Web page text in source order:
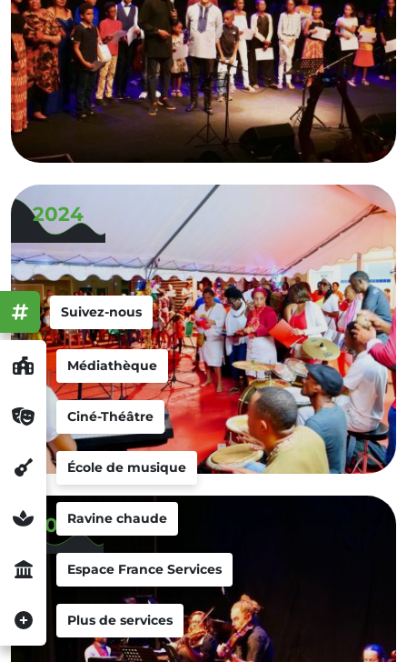
Médiathèque
Ciné-Théâtre
École de musique
Ravine chaude
Espace France Services
Plus de services
Suivez-nous
2024
2025